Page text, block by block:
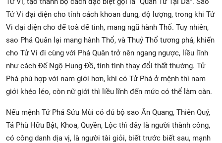
Tử Vi đại diện cho tính cách khoan dung, độ lượng, trong khi Tử
Vi đại diện cho đế toà đế tinh, mang ngũ hành Thổ. Tuy nhiên,
sao Phá Quân lại mang hành Thổ, và Thuỷ Thổ tương phá, khiến
cho Tử Vi đi cùng với Phá Quân trở nên ngang ngược, liều lĩnh
như cách Đế Ngộ Hung Đồ, tính tình thay đổi thất thường. Tử
Phá phù hợp với nam giới hơn, khi có Tử Phá ở mệnh thì nam
giới khéo léo, còn nữ giới thì liều lĩnh đến mức có thể làm càn.
Nếu mệnh Tử Phá Sửu Mùi có đủ bộ sao Ân Quang, Thiên Quý,
Tả Phù Hữu Bật, Khoa, Quyền, Lộc thì đây là người thành công,
có công danh dịa vị, là người tài giỏi, biết trước biết sau, mạnh